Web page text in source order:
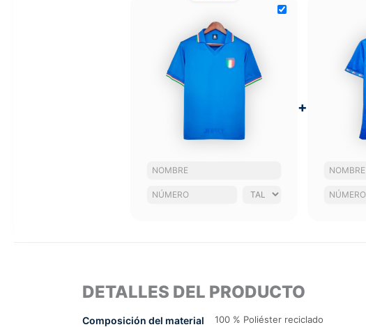
+
DETALLES DEL PRODUCTO
Composición del material 100 % Poliéster reciclado